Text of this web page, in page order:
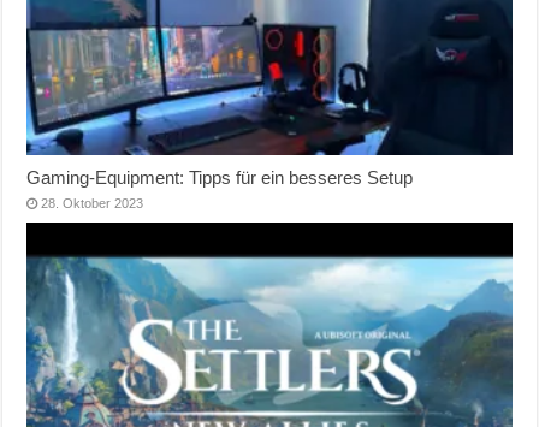
Gaming-Equipment: Tipps für ein besseres Setup
28. Oktober 2023